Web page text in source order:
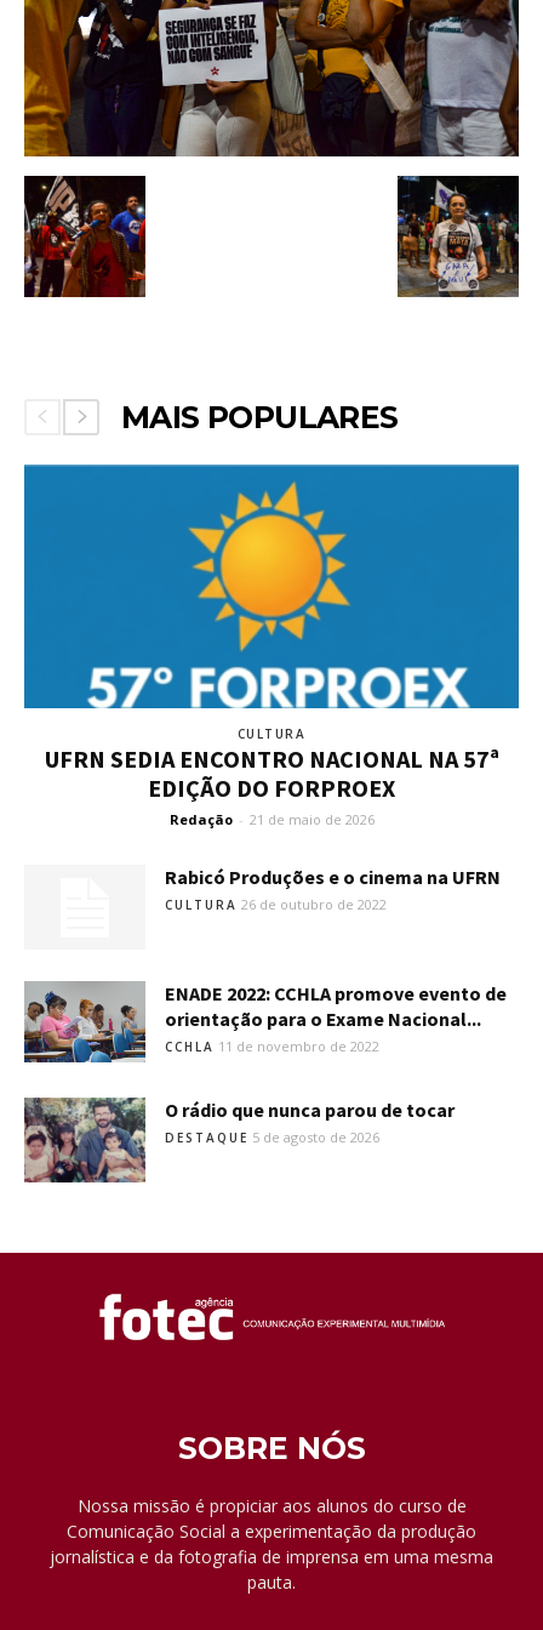
MAIS POPULARES
CULTURA
UFRN SEDIA ENCONTRO NACIONAL NA 57ª
EDIÇÃO DO FORPROEX
Redação - 21 de maio de 2026
Rabicó Produções e o cinema na UFRN
CULTURA 26 de outubro de 2022
ENADE 2022: CCHLA promove evento de
orientação para o Exame Nacional...
CCHLA 11 de novembro de 2022
O rádio que nunca parou de tocar
DESTAQUE 5 de agosto de 2026
SOBRE NÓS
Nossa missão é propiciar aos alunos do curso de
Comunicação Social a experimentação da produção
jornalística e da fotografia de imprensa em uma mesma
pauta.